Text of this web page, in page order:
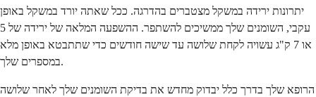
יתרונות ירידה במשקל מצטברים בהדרגה. ככל שאתה יורד במשקל באופן
עקבי, השומנים שלך ממשיכים להשתפר. ההשפעה המלאה של ירידה של 5
או 7 ק"ג עשויה לקחת שלושה עד שישה חודשים כדי שתתבטא באופן מלא
במספרים שלך.
הרופא שלך בדרך כלל יבדוק מחדש את בדיקת השומנים שלך לאחר שלושה